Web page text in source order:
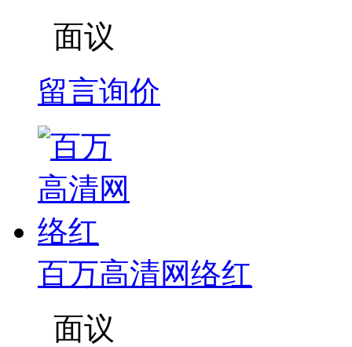
面议
留言询价
百万高清网络红
面议